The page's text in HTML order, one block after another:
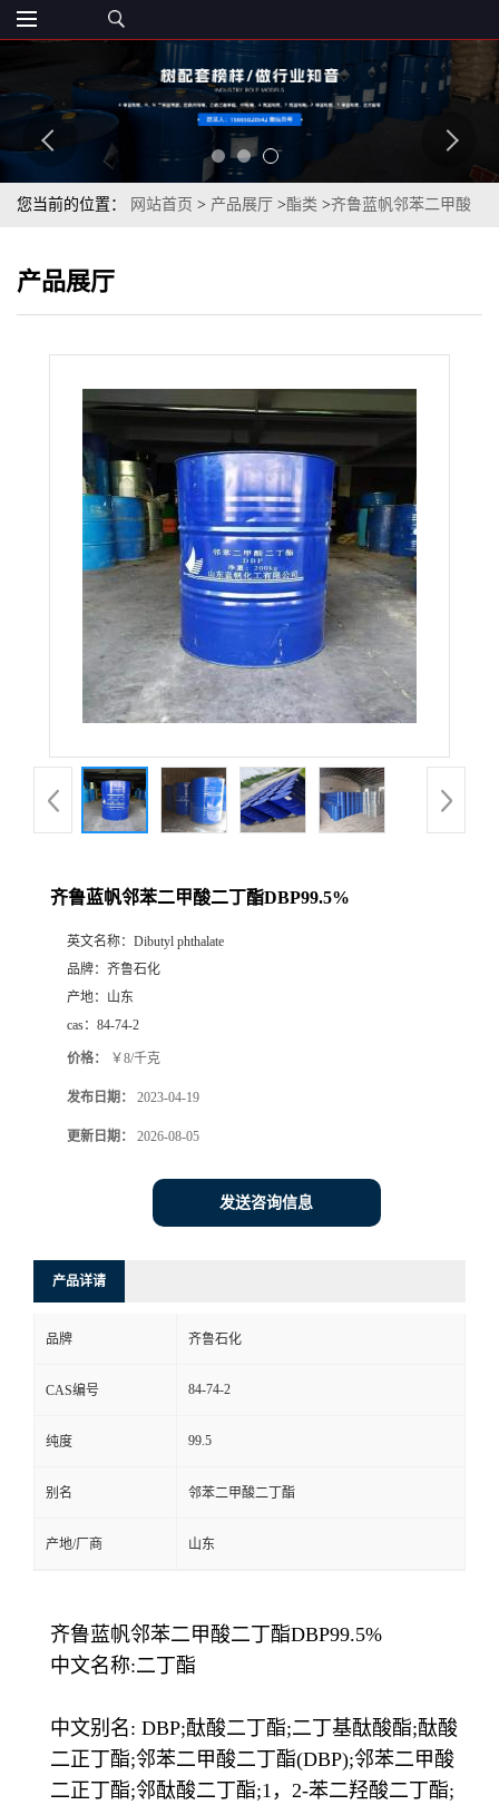
您当前的位置： 网站首页 > 产品展厅 >酯类 >齐鲁蓝帆邻苯二甲酸
产品展厅
齐鲁蓝帆邻苯二甲酸二丁酯DBP99.5%
英文名称： Dibutyl phthalate
品牌： 齐鲁石化
产地： 山东
cas： 84-74-2
价格： ￥8/千克
发布日期： 2023-04-19
更新日期： 2026-08-05
发送咨询信息
产品详请
品牌 齐鲁石化
CAS编号 84-74-2
纯度 99.5
别名 邻苯二甲酸二丁酯
产地/厂商 山东
齐鲁蓝帆邻苯二甲酸二丁酯DBP99.5%
中文名称:二丁酯
中文别名: DBP;酞酸二丁酯;二丁基酞酸酯;酞酸
二正丁酯;邻苯二甲酸二丁酯(DBP);邻苯二甲酸
二正丁酯;邻酞酸二丁酯;1，2-苯二羟酸二丁酯;